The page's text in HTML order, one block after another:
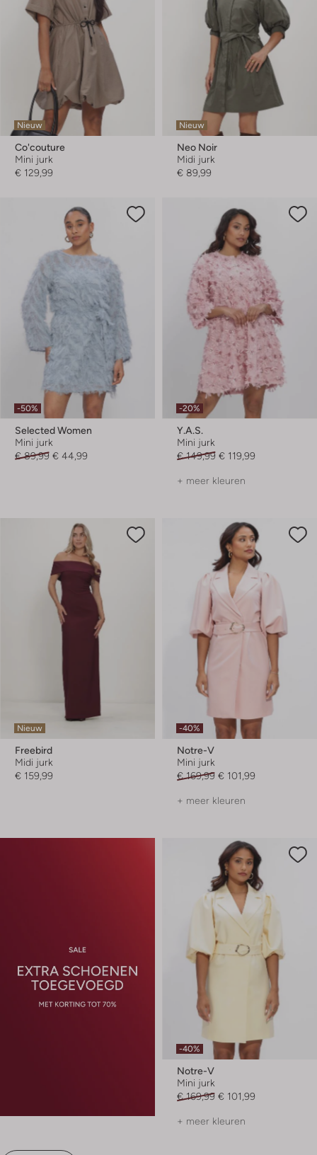
Nieuw
Co'couture
Mini jurk
€ 129,99
Nieuw
Neo Noir
Midi jurk
€ 89,99
-50%
Selected Women
Mini jurk
€ 89,99 € 44,99
-20%
Y.a.s.
Mini jurk
€ 149,99 € 119,99
+ meer kleuren
Nieuw
Freebird
Midi jurk
€ 159,99
-40%
Notre-V
Mini jurk
€ 169,99 € 101,99
+ meer kleuren
-40%
Notre-V
Mini jurk
€ 169,99 € 101,99
+ meer kleuren